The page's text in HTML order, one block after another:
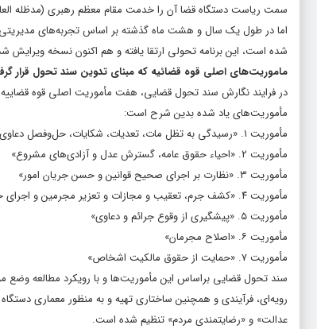
سمت ریاست دستگاه قضا آن را خدمت مقام معظم رهبری (مدظله
اما در طول یک سال و هشت ماه گذشته بر اساس تجربه‌های
شده است، این برنامه‌ تحولی ارتقا یافته و هم اکنون نسخه
ماموریت‌های اصلی قوه قضائیه که مبنای تدوین سند تحول قرار
در فرایند نگارش سند تحول قضایی، هفت مأموریت اصلی قوه
مأموریت‌های یاد شده بدین شرح است:
مأموریت ۱. «رسیدگی به تظل مات، تعدیات، شکایات، حل‌وفصل دعاوی و رفع خصومات»
مأموریت ۲. «احیاء حقوق عامه، گسترش عدل و آزادی‌های مشروع»
مأموریت ۳. «نظارت بر اجرای صحیح قوانین و حسن جریان امور»
مأموریت ۴. «کشف جرم، تعقیب و مجازات و تعزیر مجرمین و اجرای حدود و مقررات مدون جزایی اسلام»
مأموریت ۵. «پیشگیری از وقوع جرائم و دعاوی»
مأموریت ۶. «اصلاح مجرمان»
مأموریت ۷. «حمایت از حقوق مالکیت اشخاص»
سند تحول قضایی براساس این مأموریت‌ها و با رویکرد مطالعه
رویه‌ای، فرآیندی و همچنین ساختاری تهیه و به منظور معماری
عدالت» و «رضایتمندی مردم» تنظیم شده است.